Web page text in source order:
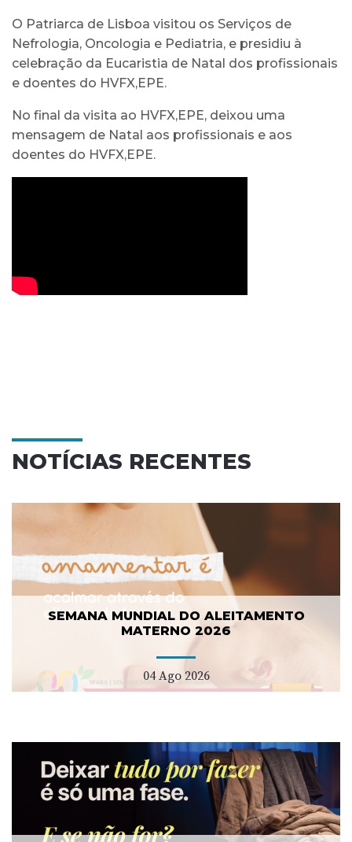
O Patriarca de Lisboa visitou os Serviços de
Nefrologia, Oncologia e Pediatria, e presidiu à
celebração da Eucaristia de Natal dos profissionais
e doentes do HVFX,EPE.
No final da visita ao HVFX,EPE, deixou uma
mensagem de Natal aos profissionais e aos
doentes do HVFX,EPE.
NOTÍCIAS RECENTES
SEMANA MUNDIAL DO ALEITAMENTO
MATERNO 2026
04 Ago 2026